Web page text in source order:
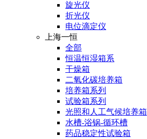
旋光仪
折光仪
电位滴定仪
上海一恒
全部
恒温恒湿箱系
干燥箱
二氧化碳培养箱
培养箱系列
试验箱系列
光照和人工气候培养箱
水槽-浴锅-循环槽
药品稳定性试验箱